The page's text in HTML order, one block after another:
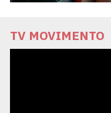
TV MOVIMENTO